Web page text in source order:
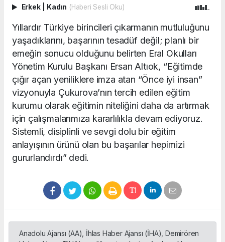
Erkek Kadın (Haberi Sesli Oku)
Yıllardır Türkiye birincileri çıkarmanın mutluluğunu
yaşadıklarını, başarının tesadüf değil; planlı bir
emeğin sonucu olduğunu belirten Eral Okulları
Yönetim Kurulu Başkanı Ersan Altıok, “Eğitimde
çığır açan yeniliklere imza atan “Önce iyi insan”
vizyonuyla Çukurova’nın tercih edilen eğitim
kurumu olarak eğitimin niteliğini daha da artırmak
için çalışmalarımıza kararlılıkla devam ediyoruz.
Sistemli, disiplinli ve sevgi dolu bir eğitim
anlayışının ürünü olan bu başarılar hepimizi
gururlandırdı” dedi.
Anadolu Ajansı (AA), İhlas Haber Ajansı (İHA), Demirören